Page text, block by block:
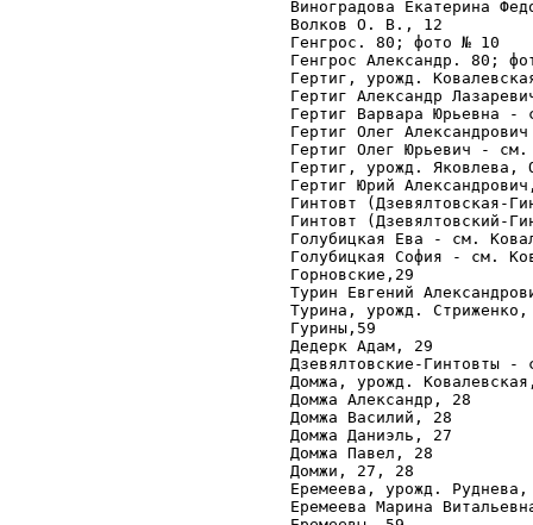
Виноградова Екатерина
Волков О. В., 12
Генгрос. 80; фото № 10
Генгрос Александр. 80;
Гертиг, урожд.
Гертиг Александр
Гертиг Варвара Юрьевна
Гертиг Олег
Гертиг Олег Юрьевич -
Гертиг, урожд. Яковлева,
Гертиг Юрий
Гинтовт (Дзевялтовская-
Гинтовт (Дзевялтовский-
Голубицкая Ева - см.
Голубицкая София - см.
Горновские,29
Турин Евгений
Турина, урожд.
Гурины,59
Дедерк Адам, 29
Дзевялтовские-Гинтовты -
Домжа, урожд.
Домжа Александр, 28
Домжа Василий, 28
Домжа Даниэль, 27
Домжа Павел, 28
Домжи, 27, 28
Еремеева, урожд.
Еремеева Марина